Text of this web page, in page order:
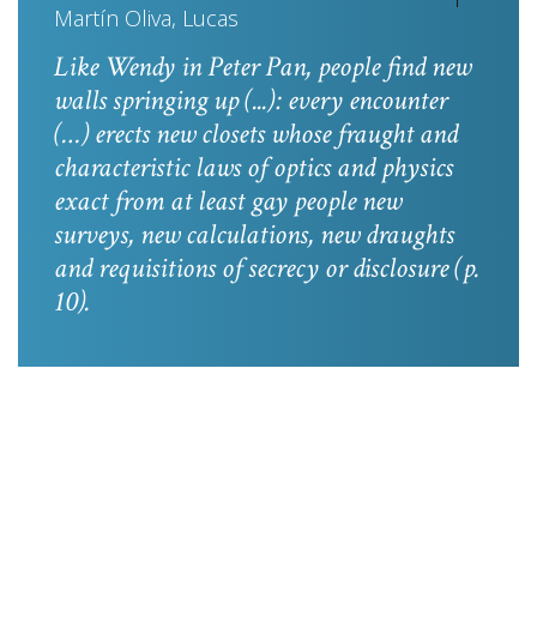
Martín Oliva, Lucas
Like Wendy inPeter Pan, people find new
walls springing up (...): every encounter
(…) erects new closets whose fraught and
characteristic laws of optics and physics
exact from at least gay people new
surveys, new calculations, new draughts
and requisitions of secrecy or disclosure(p.
10).